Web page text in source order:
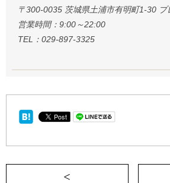
〒300-0035 茨城県土浦市有明町1-30
営業時間：9:00～22:00
TEL：029-897-3325
＜ 人とコ